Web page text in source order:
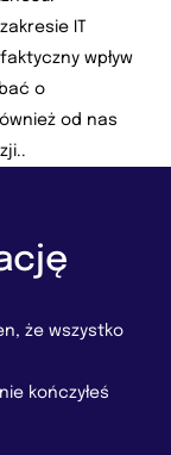
IT
wpływ
o
od nas
że wszystko
kończyłeś